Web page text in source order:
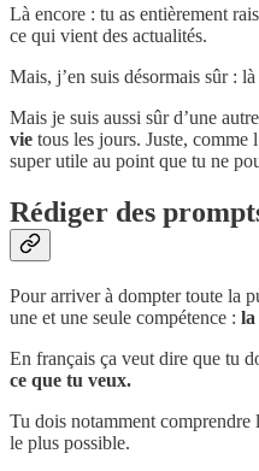
Là encore : tu as entièrement
ce qui vient des actualités.
Mais, j’en suis désormais sûr :
Mais je suis aussi sûr d’une
vie tous les jours. Juste, comme
super utile au point que tu ne
Rédiger des
Pour arriver à dompter toute la
une et une seule compétence : la
En français ça veut dire que tu
ce que tu veux.
Tu dois notamment comprendre
le plus possible.